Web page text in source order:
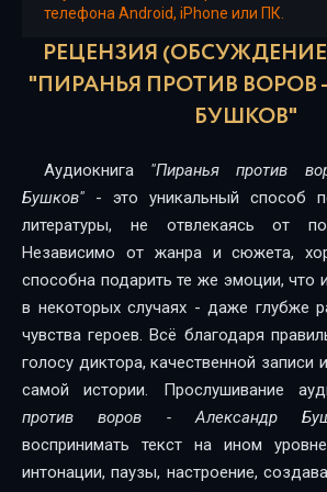
Пиранья 09. Пиранья против воров_17
Пиранья 09. Пиранья против воров_18
Пиранья 09. Пиранья против воров_19
Пиранья 09. Пиранья против воров_20
Пиранья 09. Пиранья против воров_21
Пиранья 09. Пиранья против воров_22
Пиранья 09. Пиранья против воров_23
Пиранья 09. Пиранья против воров_25
телефона Android, iPhone или ПК.
РЕЦЕНЗИЯ
"ПИРАНЬЯ ПРОТИВ ВОРОВ
БУШКОВ"
Аудиокнига "Пиранья против
Бушков" - это уникальный способ
литературы, не отвлекаясь от
Независимо от жанра и сюжета,
способна подарить те же эмоции, что
в некоторых случаях - даже глубже
чувства героев. Всё благодаря
голосу диктора, качественной записи
самой истории. Прослушивание
против воров - Александр
воспринимать текст на ином
интонации, паузы, настроение,